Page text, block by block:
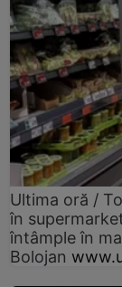
Ultima oră /
în
întâmple în
Bolojan